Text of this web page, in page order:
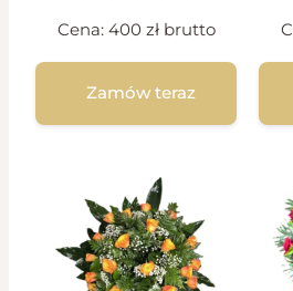
Cena: 400 zł brutto
Zamów teraz